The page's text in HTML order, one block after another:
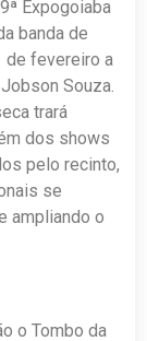
Expogoiaba
banda de
de fevereiro a
Souza.
trará
dos shows
pelo recinto,
se
ampliando o
o Tombo da